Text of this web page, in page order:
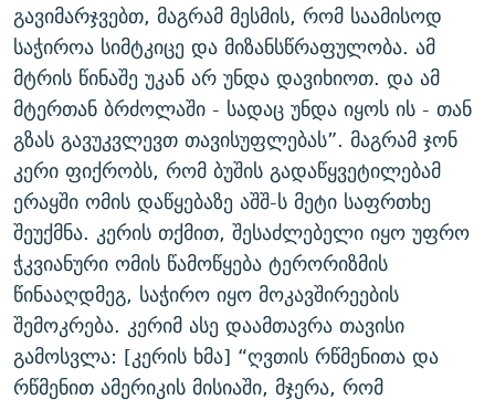
გავიმარჯვებთ, მაგრამ მესმის, რომ საამისოდ
საჭიროა სიმტკიცე და მიზანსწრაფულობა. ამ
მტრის წინაშე უკან არ უნდა დავიხიოთ. და ამ
მტერთან ბრძოლაში - სადაც უნდა იყოს ის - თან
გზას გავუკვლევთ თავისუფლებას”. მაგრამ ჯონ
კერი ფიქრობს, რომ ბუშის გადაწყვეტილებამ
ერაყში ომის დაწყებაზე აშშ-ს მეტი საფრთხე
შეუქმნა. კერის თქმით, შესაძლებელი იყო უფრო
ჭკვიანური ომის წამოწყება ტერორიზმის
წინააღდმეგ, საჭირო იყო მოკავშირეების
შემოკრება. კერიმ ასე დაამთავრა თავისი
გამოსვლა: [კერის ხმა] “ღვთის რწმენითა და
რწმენით ამერიკის მისიაში, მჯერა, რომ